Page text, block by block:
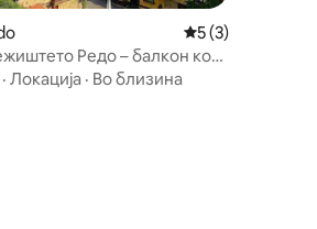
5, 34 рецензии Просечна
5 (3)
Редо – балкон кон
· Локација · Во близина